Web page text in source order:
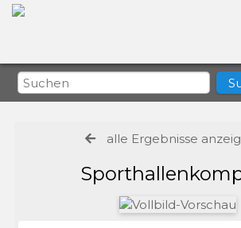
alle Ergebnisse